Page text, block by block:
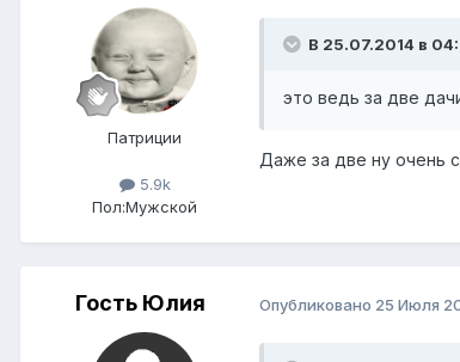
Патриции
5.9k
Пол:Мужской
В 25.07.2014 в
это ведь за две
Даже за две ну очень
Гость Юлия Опубликовано 25 Июля